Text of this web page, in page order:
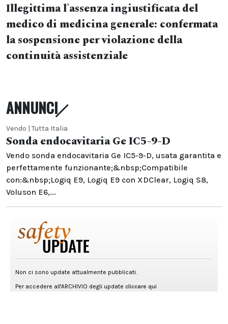
Illegittima l'assenza ingiustificata del
medico di medicina generale: confermata
la sospensione per violazione della
continuità assistenziale
ANNUNCI
Vendo | Tutta Italia
Sonda endocavitaria Ge IC5-9-D
Vendo sonda endocavitaria Ge IC5-9-D, usata garantita e
perfettamente funzionante;&nbsp;Compatibile
con:&nbsp;Logiq E9, Logiq E9 con XDClear, Logiq S8,
Voluson E6,...